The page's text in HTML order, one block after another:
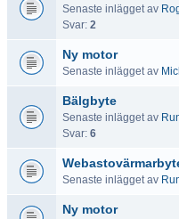
Senaste inlägget av
Svar: 2
Ny motor
Senaste inlägget av
Bälgbyte
Senaste inlägget av
Svar: 6
Senaste inlägget av
Ny motor